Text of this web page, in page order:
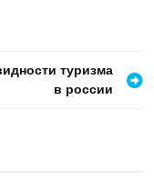
туризма
в россии